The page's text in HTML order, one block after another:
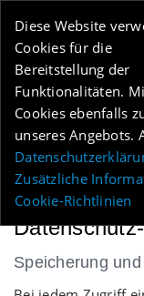
Online-
Diese Website
Cookies für die
Bereitstellung der
Funktionalitäten.
Cookies ebenfalls
unseres Angebots.
Zusätzliche
Cookie-Richtlinien
MENÜ
Speicherung